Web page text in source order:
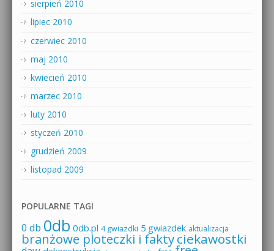
sierpień 2010
lipiec 2010
czerwiec 2010
maj 2010
kwiecień 2010
marzec 2010
luty 2010
styczeń 2010
grudzień 2009
listopad 2009
POPULARNE TAGI
0 db 0db 0db.pl 4 gwiazdki 5 gwiazdek aktualizacja
branżowe ploteczki i faktyciekawostki